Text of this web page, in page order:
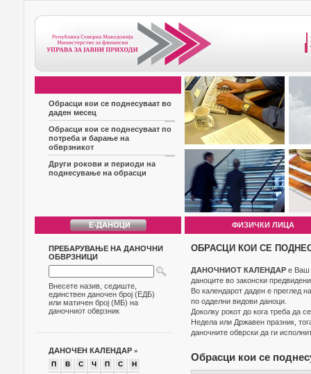
Обрасци кои се поднесуваат во
даден месец
Обрасци кои се поднесуваат по
потреба и барање на
обврзникот
Други рокови и периоди на
поднесување на обрасци
ФИЗИЧКИ ЛИЦА
ПРЕБАРУВАЊЕ НА ДАНОЧНИ
ОБВРЗНИЦИ
Внесете назив, седиште,
единствен даночен број (ЕДБ)
или матичен број (МБ) на
даночниот обврзник
ДАНОЧЕН КАЛЕНДАР »
П В С Ч П С
Н
ОБРАСЦИ КОИ СЕ
ДАНОЧНИОТ КАЛЕНДАР е Ваш
даноците во законски
Во календарот даден е преглед
по одделни видови даноци.
Доколку рокот до кога треба да
Недела или Државен празник,
даночните обврски да ги
Обрасци кои се